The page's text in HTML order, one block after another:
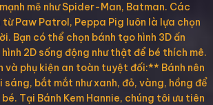
mẽ như Spider-Man, Batman. Các
Paw Patrol, Peppa Pig luôn là lựa chọn
Bạn có thể chọn bánh tạo hình 3D ấn
2D sống động như thật để bé thích mê.
phụ kiện an toàn tuyệt đối:** Bánh nên
sáng, bắt mắt như xanh, đỏ, vàng, hồng để
Tại Bánh Kem Hannie, chúng tôi ưu tiên